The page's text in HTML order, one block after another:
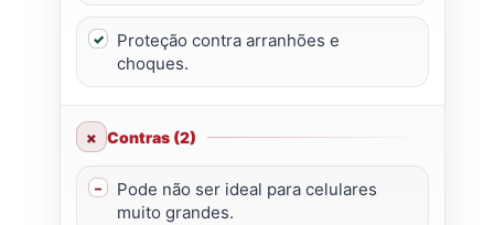
Proteção contra arranhões e
choques.
Contras (2)
Pode não ser ideal para celulares
muito grandes.